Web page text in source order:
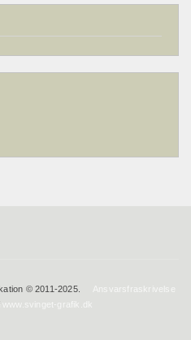
© 2011-2025. Ansvarsfraskrivelse
www.svinget-grafik.dk